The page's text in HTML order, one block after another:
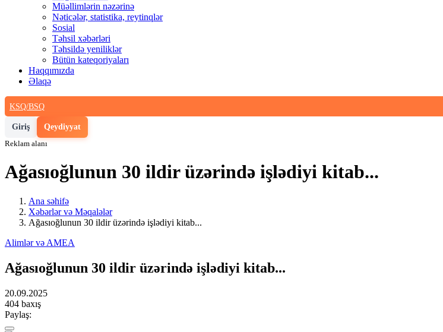
Müəllimlərin nəzərinə
Nəticələr, statistika, reytinqlər
Sosial
Təhsil xəbərləri
Təhsildə yeniliklər
Bütün kateqoriyaları
Haqqımızda
Əlaqə
KSQ/BSQ
Giriş
Qeydiyyat
Reklam alanı
Ağasıoğlunun 30 ildir üzərində işlədiyi kitab...
Ana səhifə
Xəbərlər və Məqalələr
Ağasıoğlunun 30 ildir üzərində işlədiyi kitab...
Alimlər və AMEA
Ağasıoğlunun 30 ildir üzərində işlədiyi kitab...
20.09.2025
404 baxış
Paylaş: